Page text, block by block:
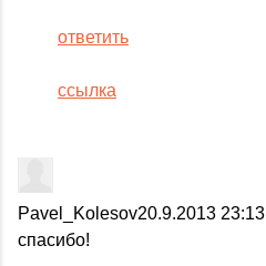
ответить
ссылка
Pavel_Kolesov20.9.2013 23:13
спасибо!